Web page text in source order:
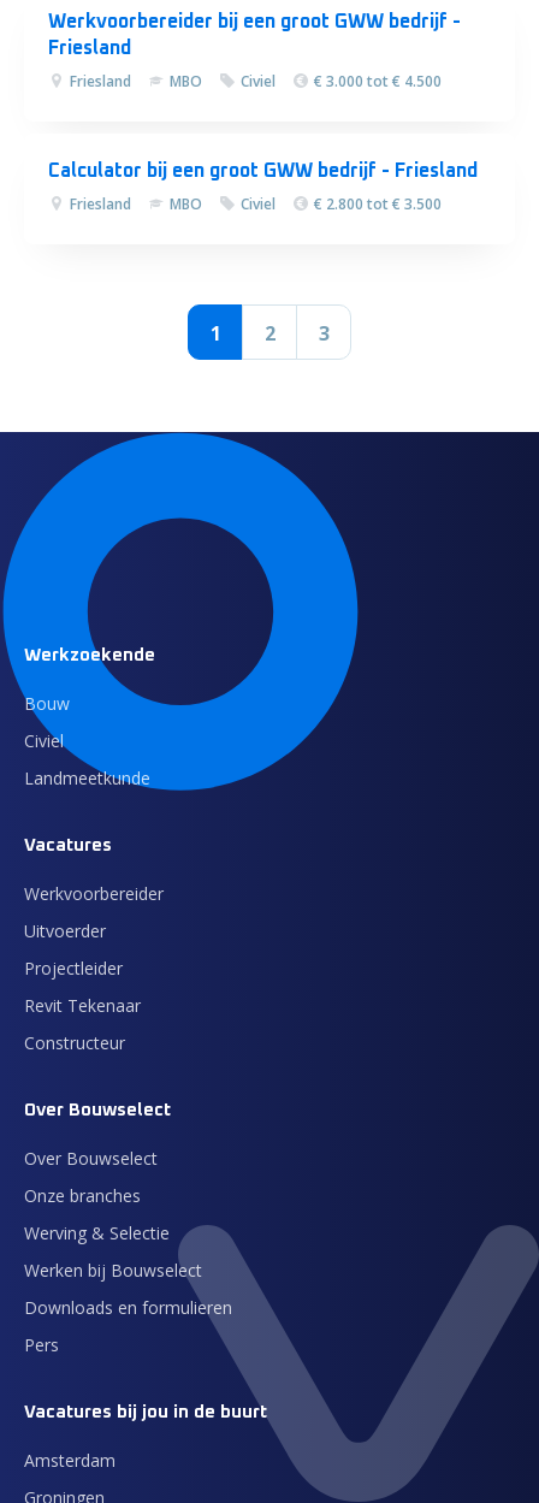
Werkvoorbereider bij een groot GWW bedrijf -
Friesland
Friesland MBO Civiel € 3.000 tot € 4.500
Calculator bij een groot GWW bedrijf - Friesland
Friesland MBO Civiel € 2.800 tot € 3.500
1 2 3
Werkzoekende
Bouw
Civiel
Landmeetkunde
Vacatures
Werkvoorbereider
Uitvoerder
Projectleider
Revit Tekenaar
Constructeur
Over Bouwselect
Over Bouwselect
Onze branches
Werving & Selectie
Werken bij Bouwselect
Downloads en formulieren
Pers
Vacatures bij jou in de buurt
Amsterdam
Groningen